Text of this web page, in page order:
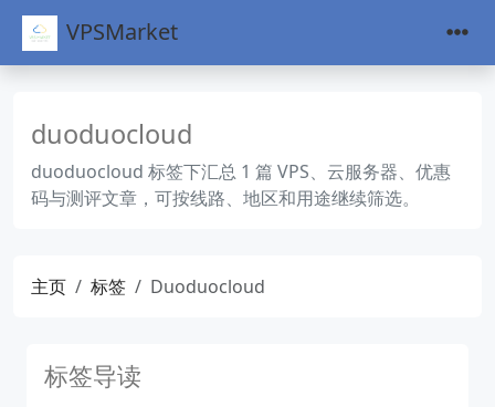
VPSMarket
duoduocloud
duoduocloud 标签下汇总 1 篇 VPS、云服务器、优惠
码与测评文章，可按线路、地区和用途继续筛选。
主页 标签 Duoduocloud
标签导读